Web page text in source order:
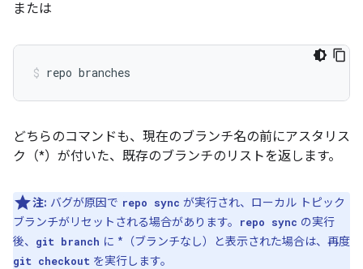
または
どちらのコマンドも、現在のブランチ名の前にアスタリス
ク（*）が付いた、既存のブランチのリストを返します。
注: バグが原因で repo sync が実行され、ローカル トピック
ブランチがリセットされる場合があります。
repo sync の実行
後、
git branch に *（ブランチなし）と表示された場合は、再度
git checkout を実行します。